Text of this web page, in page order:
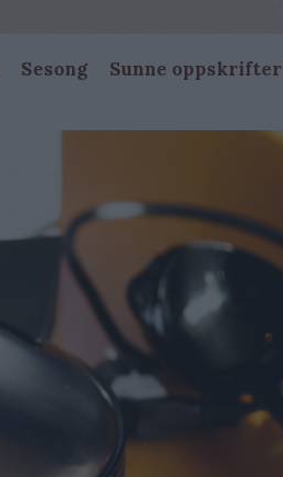
Sesong Sunne oppskrifter